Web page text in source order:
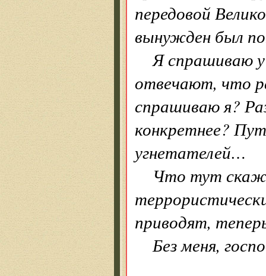
передовой
вынужден был
Я спрашиваю
отвечают, что
спрашиваю я?
конкретнее?
угнетателей…
Что тут
приводят,
Без меня,